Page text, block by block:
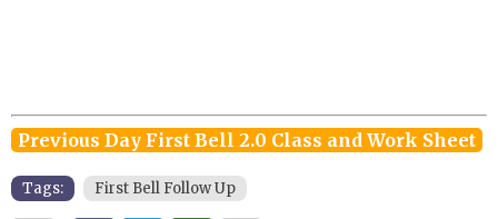
Previous Day First Bell 2.0 Class and Work Sheet
Tags: First Bell Follow Up